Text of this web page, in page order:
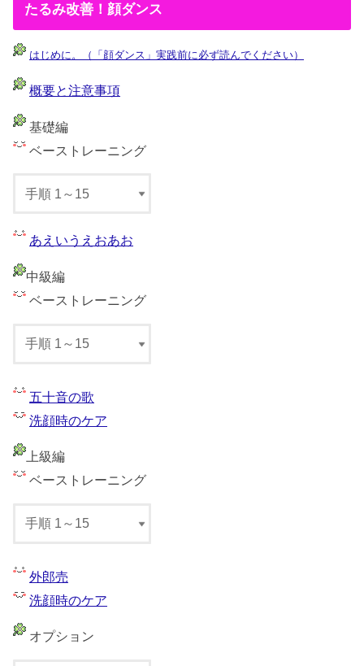
たるみ改善！顔ダンス
はじめに。（「顔ダンス」実践前に必ず読んでください）
概要と注意事項
基礎編
ベーストレーニング
あえいうえおあお
中級編
ベーストレーニング
五十音の歌
洗顔時のケア
上級編
ベーストレーニング
外郎売
洗顔時のケア
オプション